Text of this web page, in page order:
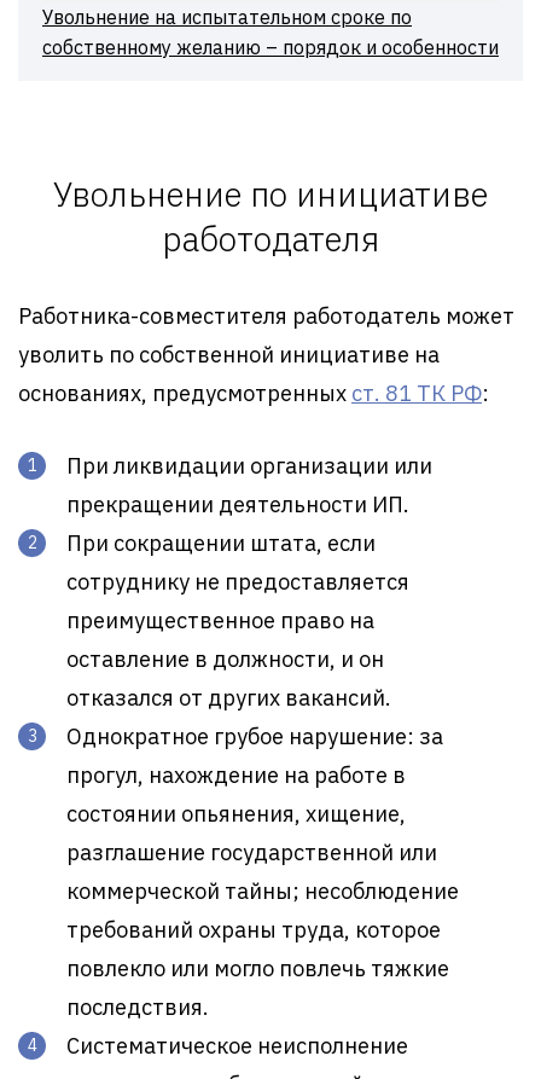
Увольнение на испытательном сроке по
собственному желанию – порядок и особенности
Увольнение по инициативе
работодателя
Работника-совместителя работодатель может
уволить по собственной инициативе на
основаниях, предусмотренных ст. 81 ТК РФ:
При ликвидации организации или
прекращении деятельности ИП.
При сокращении штата, если
сотруднику не предоставляется
преимущественное право на
оставление в должности, и он
отказался от других вакансий.
Однократное грубое нарушение: за
прогул, нахождение на работе в
состоянии опьянения, хищение,
разглашение государственной или
коммерческой тайны; несоблюдение
требований охраны труда, которое
повлекло или могло повлечь тяжкие
последствия.
Систематическое неисполнение